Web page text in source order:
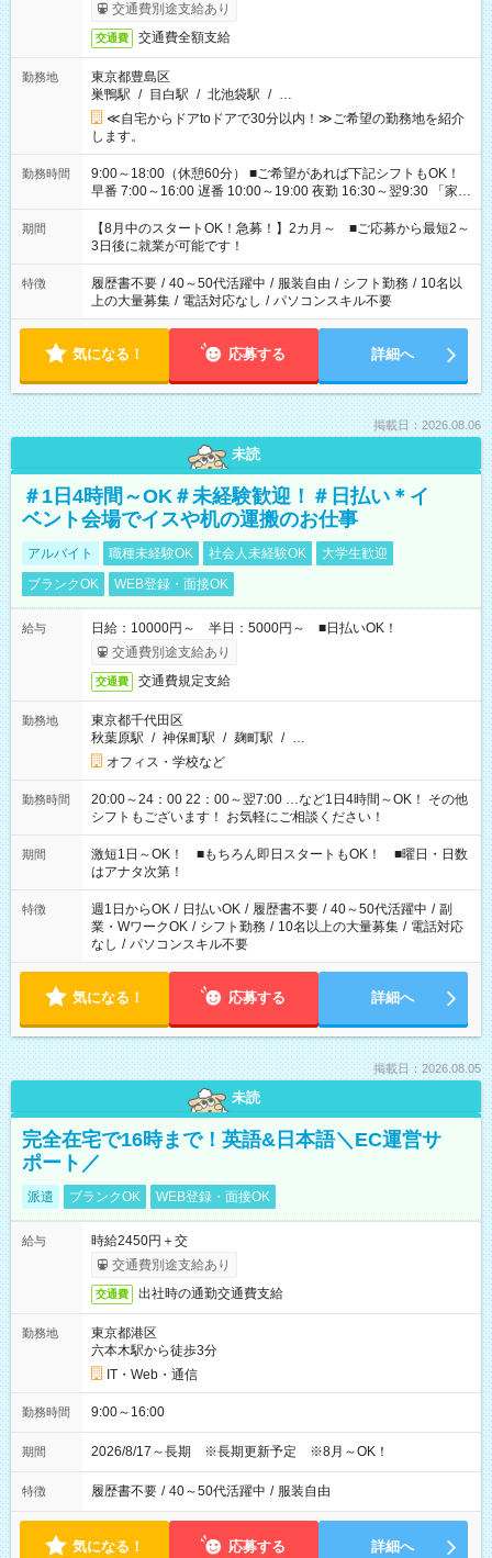
交通費別途支給あり
交通費 交通費全額支給
勤務地
東京都豊島区
巣鴨駅 / 目白駅 / 北池袋駅 / …
≪自宅からドアtoドアで30分以内！≫ご希望の勤務地を紹介
します。
勤務時間
9:00～18:00（休憩60分） ■ご希望があれば下記シフトもOK！
早番 7:00～16:00 遅番 10:00～19:00 夜勤 16:30～翌9:30 「家族
と休みを合わせたい」 「余裕を持って夕飯の準備がしたい」
「できれば残業はしたくない」 など、ご希望を教えてください
ね。 ※Wワーク希望の方へ 今ご覧のお仕事で希望する勤務時間
と、もう1つのお仕事の勤務時間。 合計で週40時間を超える場
合は応募できません。
期間
【8月中のスタートOK！急募！】2カ月～ ■ご応募から最短2～
3日後に就業が可能です！
特徴 履歴書不要 / 40～50代活躍中 / 服装自由 / シフト勤務 / 10名以
上の大量募集 / 電話対応なし / パソコンスキル不要
気になる！ 応募する 詳細へ
掲載日：2026.08.06
未読
＃1日4時間～OK＃未経験歓迎！＃日払い＊イ
ベント会場でイスや机の運搬のお仕事
アルバイト 職種未経験OK 社会人未経験OK
大学生歓迎
ブランクOK
WEB登録・面接OK
給与
日給：10000円～ 半日：5000円～ ■日払いOK！
交通費別途支給あり
交通費 交通費規定支給
勤務地
東京都千代田区
秋葉原駅 / 神保町駅 / 麹町駅 / …
オフィス・学校など
勤務時間
20:00～24：00 22：00～翌7:00 …など1日4時間～OK！ その他
シフトもございます！ お気軽にご相談ください！
期間
激短1日～OK！ ■もちろん即日スタートもOK！ ■曜日・日数
はアナタ次第！
特徴 週1日からOK / 日払いOK / 履歴書不要 / 40～50代活躍中 / 副
業・WワークOK / シフト勤務 / 10名以上の大量募集 / 電話対応
なし / パソコンスキル不要
気になる！ 応募する 詳細へ
掲載日：2026.08.05
未読
完全在宅で16時まで！英語&日本語＼EC運営サ
ポート／
派遣 ブランクOK WEB登録・面接OK
給与
時給2450円＋交
交通費別途支給あり
交通費 出社時の通勤交通費支給
勤務地
東京都港区
六本木駅から徒歩3分
IT・Web・通信
勤務時間 9:00～16:00
期間 2026/8/17～長期 ※長期更新予定 ※8月～OK！
特徴 履歴書不要 / 40～50代活躍中 / 服装自由
気になる！ 応募する 詳細へ